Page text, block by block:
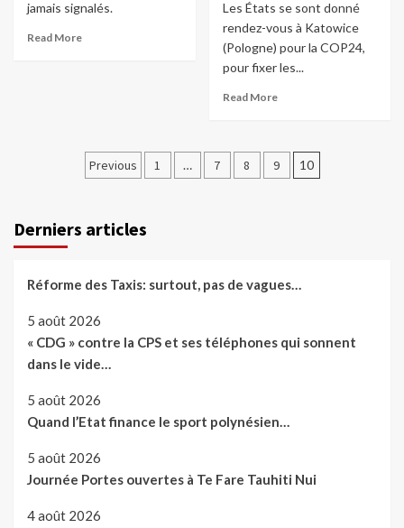
jamais signalés.
Read More
Les États se sont donné
rendez-vous à Katowice
(Pologne) pour la COP24,
pour fixer les...
Read More
Pagination
publications
Previous 1 … 7 8 9 10
Derniers articles
Réforme des Taxis: surtout, pas de vagues…
5 août 2026
« CDG » contre la CPS et ses téléphones qui sonnent
dans le vide…
5 août 2026
Quand l’Etat finance le sport polynésien…
5 août 2026
Journée Portes ouvertes à Te Fare Tauhiti Nui
4 août 2026